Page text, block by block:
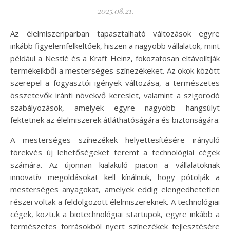
2025.08.21.
Az élelmiszeriparban tapasztalható változások egyre
inkább figyelemfelkeltőek, hiszen a nagyobb vállalatok, mint
például a Nestlé és a Kraft Heinz, fokozatosan eltávolítják
termékeikből a mesterséges színezékeket. Az okok között
szerepel a fogyasztói igények változása, a természetes
összetevők iránti növekvő kereslet, valamint a szigorodó
szabályozások, amelyek egyre nagyobb hangsúlyt
fektetnek az élelmiszerek átláthatóságára és biztonságára.
A mesterséges színezékek helyettesítésére irányuló
törekvés új lehetőségeket teremt a technológiai cégek
számára. Az újonnan kialakuló piacon a vállalatoknak
innovatív megoldásokat kell kínálniuk, hogy pótolják a
mesterséges anyagokat, amelyek eddig elengedhetetlen
részei voltak a feldolgozott élelmiszereknek. A technológiai
cégek, köztük a biotechnológiai startupok, egyre inkább a
természetes forrásokból nyert színezékek fejlesztésére